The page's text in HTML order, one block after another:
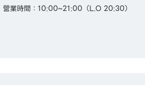
營業時間：10:00~21:00（L.O 20:30）